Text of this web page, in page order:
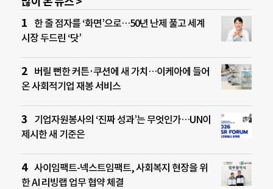
한 줄 점자를 ‘화면’으로…50년 난제 풀고 세계
시장 두드린 ‘닷’
버릴 뻔한 커튼·쿠션에 새 가치…이케아에 들어
온 사회적기업 재봉 서비스
기업자원봉사의 ‘진짜 성과’는 무엇인가…UN이
제시한 새 기준은
사이임팩트-넥스트임팩트, 사회복지 현장을 위
한 AI 리빙랩 업무 협약 체결